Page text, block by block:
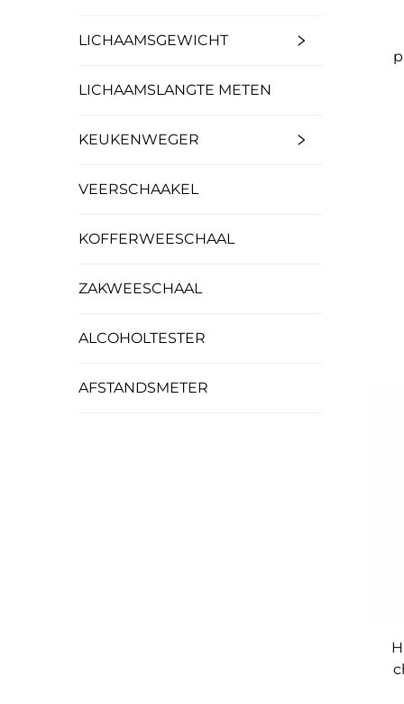
LICHAAMSGEWICHT
LICHAAMSLANGTE METEN
KEUKENWEGER
VEERSCHAAKEL
KOFFERWEESCHAAL
ZAKWEESCHAAL
ALCOHOLTESTER
AFSTANDSMETER